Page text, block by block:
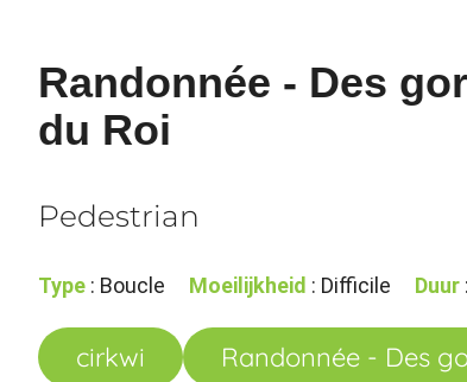
Randonnée - Des
du Roi
Pedestrian
Type : Boucle Moeilijkheid : Difficile Duur
cirkwi
Randonnée - Des